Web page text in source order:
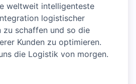
weltweit intelligenteste
logistischer
zu schaffen und so die
Kunden zu optimieren.
die Logistik von morgen.